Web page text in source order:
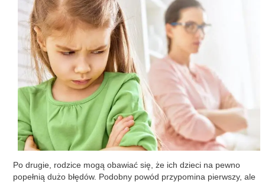
Po drugie, rodzice mogą obawiać się, że ich dzieci na pewno
popełnią dużo błędów. Podobny powód przypomina pierwszy, ale